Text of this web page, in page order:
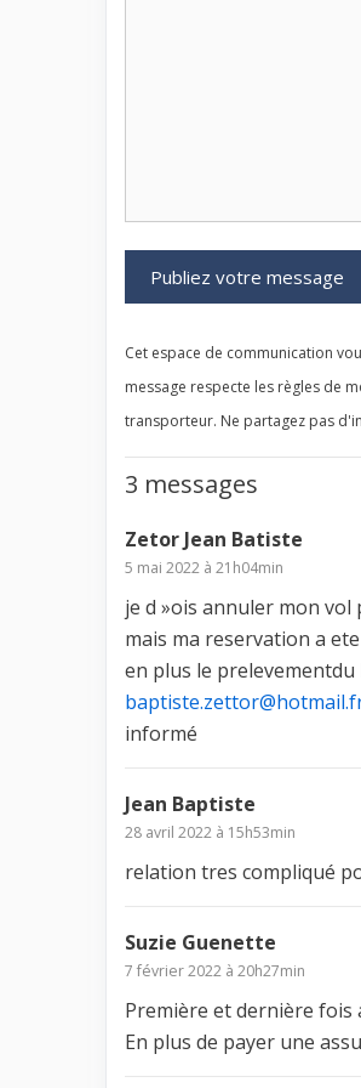
Cet espace de communication
message respecte les règles de
transporteur. Ne partagez pas
3 messages
Zetor Jean Batiste
5 mai 2022 à 21h04min
je d »ois annuler mon
mais ma reservation a
en plus le
informé
Jean Baptiste
28 avril 2022 à 15h53min
relation tres compliqué
Suzie Guenette
7 février 2022 à 20h27min
Première et dernière fois
En plus de payer une